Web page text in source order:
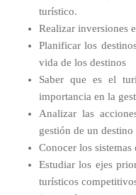
turístico.
Realizar inversiones
Planificar los
vida de los destinos
Saber que es el
importancia en la
Analizar las
gestión de un destino
Conocer los
Estudiar los ejes
turísticos